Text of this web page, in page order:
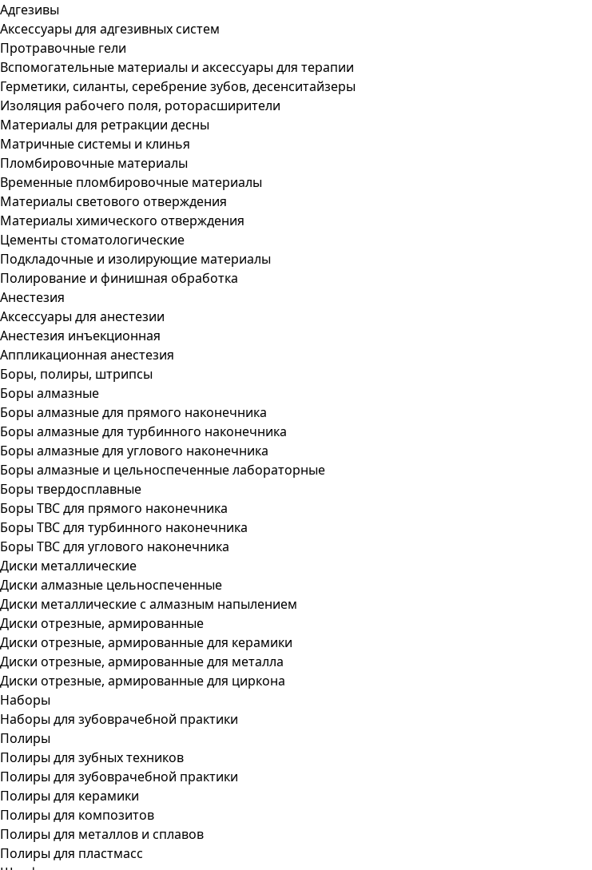
Адгезивы
Аксессуары для адгезивных систем
Протравочные гели
Вспомогательные материалы и аксессуары для терапии
Герметики, силанты, серебрение зубов, десенситайзеры
Изоляция рабочего поля, роторасширители
Материалы для ретракции десны
Матричные системы и клинья
Пломбировочные материалы
Временные пломбировочные материалы
Материалы светового отверждения
Материалы химического отверждения
Цементы стоматологические
Подкладочные и изолирующие материалы
Полирование и финишная обработка
Анестезия
Аксессуары для анестезии
Анестезия инъекционная
Аппликационная анестезия
Боры, полиры, штрипсы
Боры алмазные
Боры алмазные для прямого наконечника
Боры алмазные для турбинного наконечника
Боры алмазные для углового наконечника
Боры алмазные и цельноспеченные лабораторные
Боры твердосплавные
Боры ТВС для прямого наконечника
Боры ТВС для турбинного наконечника
Боры ТВС для углового наконечника
Диски металлические
Диски алмазные цельноспеченные
Диски металлические с алмазным напылением
Диски отрезные, армированные
Диски отрезные, армированные для керамики
Диски отрезные, армированные для металла
Диски отрезные, армированные для циркона
Наборы
Наборы для зубоврачебной практики
Полиры
Полиры для зубных техников
Полиры для зубоврачебной практики
Полиры для керамики
Полиры для композитов
Полиры для металлов и сплавов
Полиры для пластмасс